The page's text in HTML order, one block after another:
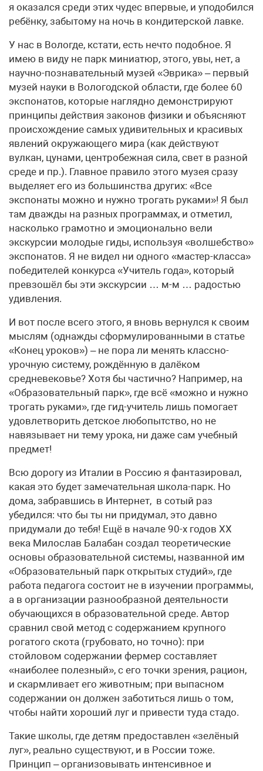
я оказался среди этих чудес впервые, и уподобился
ребёнку, забытому на ночь в кондитерской лавке.
У нас в Вологде, кстати, есть нечто подобное. Я
имею в виду не парк миниатюр, этого, увы, нет, а
научно-познавательный музей «Эврика» – первый
музей науки в Вологодской области, где более 60
экспонатов, которые наглядно демонстрируют
принципы действия законов физики и объясняют
происхождение самых удивительных и красивых
явлений окружающего мира (как действуют
вулкан, цунами, центробежная сила, свет в разной
среде и пр.). Главное правило этого музея сразу
выделяет его из большинства других: «Все
экспонаты можно и нужно трогать руками»! Я был
там дважды на разных программах, и отметил,
насколько грамотно и эмоционально вели
экскурсии молодые гиды, используя «волшебство»
экспонатов. Я не видел ни одного «мастер-класса»
победителей конкурса «Учитель года», который
превзошёл бы эти экскурсии … м-м … радостью
удивления.
И вот после всего этого, я вновь вернулся к своим
мыслям (однажды сформулированными в статье
«Конец уроков») – не пора ли менять классно-
урочную систему, рождённую в далёком
средневековье? Хотя бы частично? Например, на
«Образовательный парк», где всё «можно и нужно
трогать руками», где гид-учитель лишь помогает
удовлетворить детское любопытство, но не
навязывает ни тему урока, ни даже сам учебный
предмет!
Всю дорогу из Италии в Россию я фантазировал,
какая это будет замечательная школа-парк. Но
дома, забравшись в Интернет, в сотый раз
убедился: что бы ты ни придумал, это давно
придумали до тебя! Ещё в начале 90-х годов XX
века Милослав Балабан создал те­о­ре­ти­че­ские
основы образовательной системы, названной им
«Обра­зо­ва­тель­ный парк открытых студий», где
работа педагога состоит не в изучении программы,
а в организации разнообразной деятельности
обучающихся в образовательной среде. Автор
сравнил свой метод с содержанием крупного
рогатого скота (грубовато, но точно): при
стойловом содержании фермер составляет
«наиболее полезный», с его точки зрения, рацион,
и скармливает его животным; при выпасном
содержании он должен заботиться лишь о том,
чтобы найти хороший луг и привести туда стадо.
Такие школы, где детям предоставлен «зелёный
луг», реально существуют, и в России тоже.
Принцип – организовывать интенсивное и